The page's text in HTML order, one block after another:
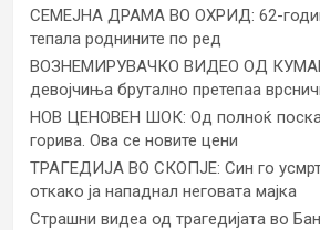
СЕМЕЈНА ДРАМА ВО ОХРИД: 62-
тепала роднините по ред
ВОЗНЕМИРУВАЧКО ВИДЕО ОД
девојчиња брутално претепаа
НОВ ЦЕНОВЕН ШОК: Од полноќ
горива. Ова се новите цени
ТРАГЕДИЈА ВО СКОПЈЕ: Син го
откако ја нападнал неговата мајка
Страшни видеа од трагедијата во